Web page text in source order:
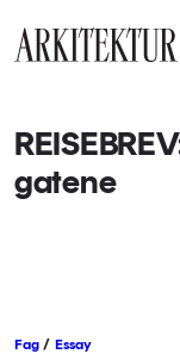
gatene
Fag / Essay